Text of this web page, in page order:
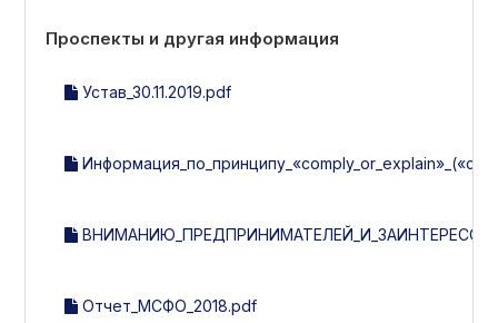
Проспекты и другая информация
Устав_30.11.2019.pdf
Отчет_МСФО_2018.pdf